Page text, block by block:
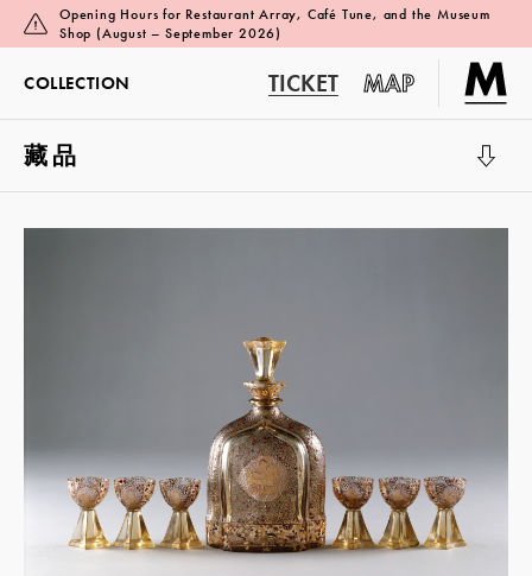
Opening Hours for Restaurant Array, Café Tune, and the Museum
Shop (August – September 2026)
COLLECTION TICKET MAP
藏品